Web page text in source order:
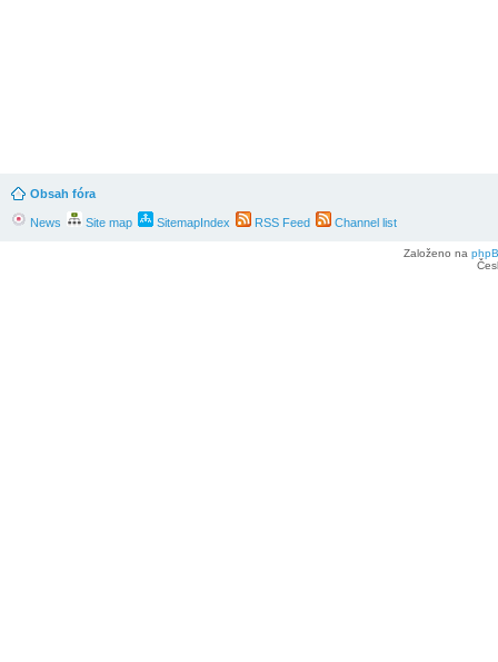
Obsah fóra
News Site map SitemapIndex RSS Feed Channel list
Založeno na